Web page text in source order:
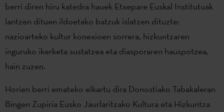
berri diren hiru katedra hauek Etxepare Euskal Institutuak
lantzen dituen ildoetako batzuk islatzen dituzte:
nazioarteko kultur konexioen sorrera, hizkuntzaren
inguruko ikerketa sustatzea eta diasporaren hauspotzea,
hain zuzen.
Horien berri emateko elkartu dira Donostiako Tabakaleran
Bingen Zupiria Eusko Jaurlaritzako Kultura eta Hizkuntza